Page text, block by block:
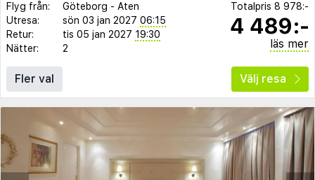
Flyg från: Göteborg - Aten
Utresa:
sön 03 jan 2027 06:15
Retur:
tis 05 jan 2027 19:30
Nätter:
2
Totalpris 8 978:-
4 489:-
läs mer
Fler val Välj resa